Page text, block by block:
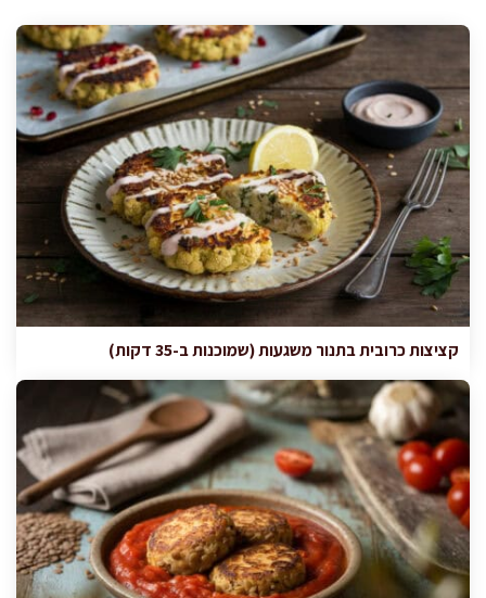
קציצות כרובית בתנור משגעות (שמוכנות ב-35 דקות)